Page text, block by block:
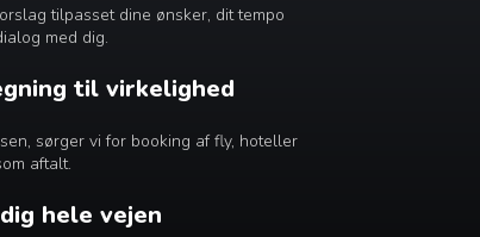
tilpasset dine ønsker, dit tempo
med dig.
til virkelighed
sørger vi for booking af fly, hoteller
aftalt.
hele vejen